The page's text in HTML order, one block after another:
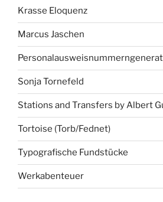
Krasse Eloquenz
Marcus Jaschen
Sonja Tornefeld
Stations and Transfers by Albert
Tortoise (Torb/Fednet)
Typografische Fundstücke
Werkabenteuer